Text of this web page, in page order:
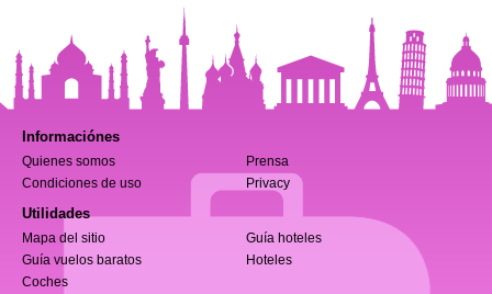
Informaciónes
Quienes somos
Prensa
Condiciones de uso
Privacy
Utilidades
Mapa del sitio
Guía hoteles
Guía vuelos baratos
Hoteles
Coches